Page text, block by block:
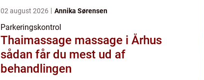
02 august 2026 Annika Sørensen
Parkeringskontrol
Thaimassage massage i Århus
sådan får du mest ud af
behandlingen